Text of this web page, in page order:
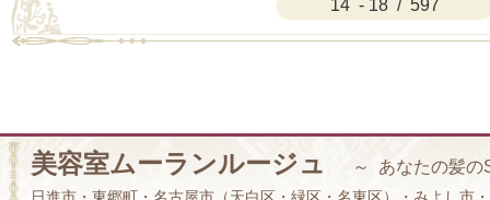
14 - 18 / 597
美容室ムーランルージュ ～ あなたの髪の